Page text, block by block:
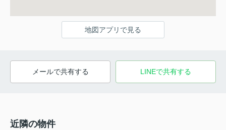
地図アプリで見る
メールで共有する LINEで共有する
近隣の物件